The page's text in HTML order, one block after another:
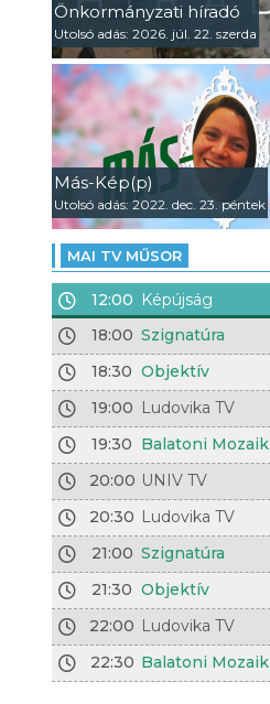
Önkormányzati híradó
Utolsó adás: 2026. júl. 22. szerda
Más-Kép(p)
Utolsó adás: 2022. dec. 23. péntek
MAI TV MŰSOR
12:00 Képújság
18:00 Szignatúra
18:30 Objektív
19:00 Ludovika TV
19:30 Balatoni Mozaik
20:00 UNIV TV
20:30 Ludovika TV
21:00 Szignatúra
21:30 Objektív
22:00 Ludovika TV
22:30 Balatoni Mozaik